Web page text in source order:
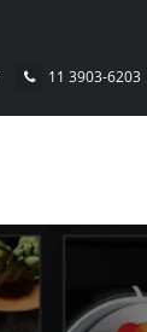
11 3903-6203